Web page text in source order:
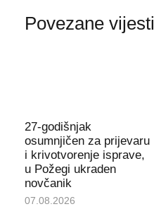
Povezane vijesti
27-godišnjak
osumnjičen za prijevaru
i krivotvorenje isprave,
u Požegi ukraden
novčanik
07.08.2026